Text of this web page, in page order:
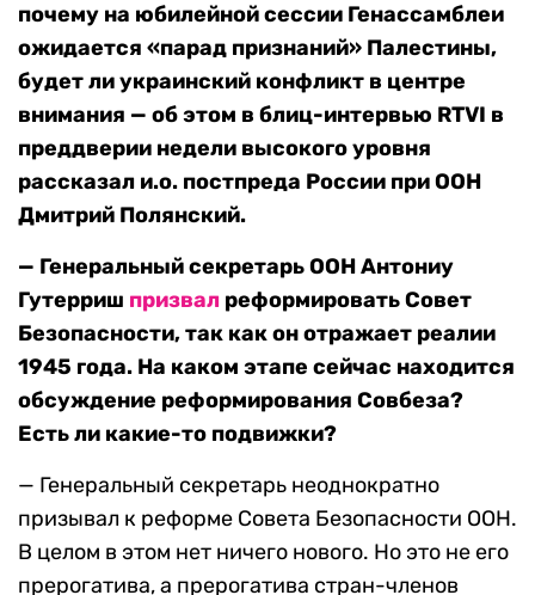
почему на юбилейной сессии Генассамблеи
ожидается «парад признаний» Палестины,
будет ли украинский конфликт в центре
внимания — об этом в блиц-интервью RTVI в
преддверии недели высокого уровня
рассказал и.о. постпреда России при ООН
Дмитрий Полянский.
— Генеральный секретарь ООН Антониу
Гутерриш призвал реформировать Совет
Безопасности, так как он отражает реалии
1945 года. На каком этапе сейчас находится
обсуждение реформирования Совбеза?
Есть ли какие-то подвижки?
— Генеральный секретарь неоднократно
призывал к реформе Совета Безопасности ООН.
В целом в этом нет ничего нового. Но это не его
прерогатива, а прерогатива стран-членов